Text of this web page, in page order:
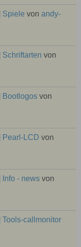
Spiele von andy-
Schriftarten von
Bootlogos von
Pearl-LCD von
Info - news von
Tools-callmonitor